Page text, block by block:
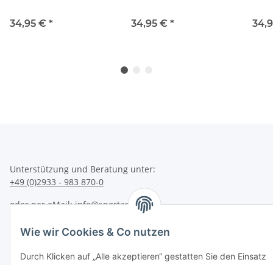
34,95 € * 34,95 € *
Unterstützung und Beratung unter:
+49 (0)2933 - 983 870-0
oder per eMail:info@sportart3.com
Wie wir Cookies & Co nutzen
Durch Klicken auf „Alle akzeptieren“ gestatten Sie den Einsatz